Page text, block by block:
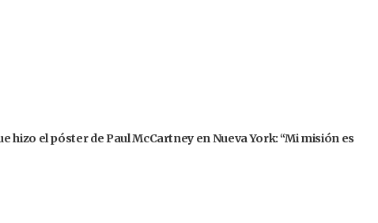
hizo el póster de Paul McCartney en Nueva York: “Mi misión es